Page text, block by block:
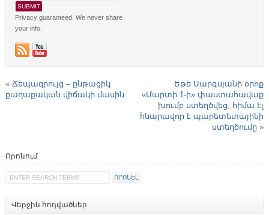
Privacy guaranteed. We never share
your info.
« Ճեպազրույց – ընթացիկ
քաղաքական վիճակի մասին
Եթե Սարգսյանի օրոք
«Մարտի 1-ի» փաստահավաք
խումբ ստեղծվեց, հիմա էլ
հնարավոր է պարետետայինի
ստեղծումը »
Որոնում
Վերջին հոդվածներ